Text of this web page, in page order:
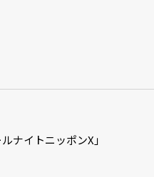
ナイトニッポンX」